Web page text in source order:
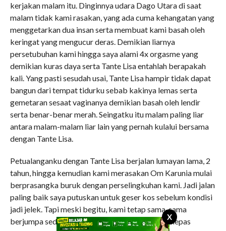
X
kerjakan malam itu. Dinginnya udara Dago Utara di saat
malam tidak kami rasakan, yang ada cuma kehangatan yang
menggetarkan dua insan serta membuat kami basah oleh
keringat yang mengucur deras. Demikian liarnya
persetubuhan kami hingga saya alami 4x orgasme yang
demikian kuras daya serta Tante Lisa entahlah berapakah
kali. Yang pasti sesudah usai, Tante Lisa hampir tidak dapat
bangun dari tempat tidurku sebab kakinya lemas serta
gemetaran sesaat vaginanya demikian basah oleh lendir
serta benar-benar merah. Seingatku itu malam paling liar
antara malam-malam liar lain yang pernah kulalui bersama
dengan Tante Lisa.
Petualanganku dengan Tante Lisa berjalan lumayan lama, 2
tahun, hingga kemudian kami merasakan Om Karunia mulai
berprasangka buruk dengan perselingkuhan kami. Jadi jalan
paling baik saya putuskan untuk geser kos sebelum kondisi
jadi jelek. Tapi meski begitu, kami tetap sama-sama
berjumpa sedikitnya satu bulan sekali untuk melepas